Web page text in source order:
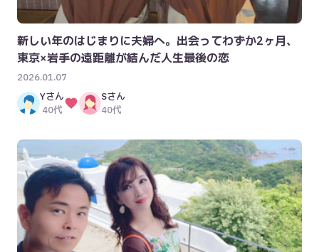
新しい年のはじまりに夫婦へ。出会ってわずか2ヶ月、
東京×岩手の遠距離が結んだ人生最後の恋
2026.01.07
Yさん
40代
Sさん
40代